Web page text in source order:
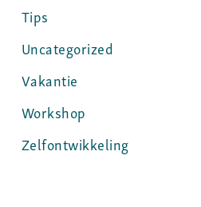
Tips
Uncategorized
Vakantie
Workshop
Zelfontwikkeling